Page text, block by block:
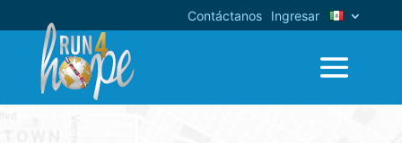
Contáctanos Ingresar